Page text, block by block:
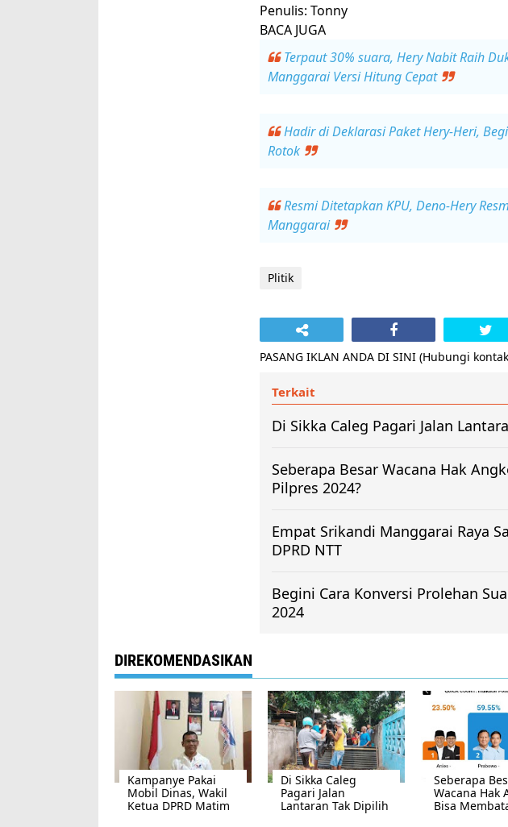
Penulis: Tonny
BACA JUGA
Terpaut 30% suara, Hery Nabit Raih
Manggarai Versi Hitung Cepat
Hadir di Deklarasi Paket Hery-Heri,
Rotok
Resmi Ditetapkan KPU, Deno-Hery
Manggarai
Plitik
PASANG IKLAN ANDA DI SINI (Hubungi
Terkait
Di Sikka Caleg Pagari Jalan
Seberapa Besar Wacana Hak
Pilpres 2024?
Empat Srikandi Manggarai Raya
DPRD NTT
Begini Cara Konversi Prolehan
2024
DIREKOMENDASIKAN
Kampanye Pakai
Mobil Dinas, Wakil
Ketua DPRD Matim
Di Sikka Caleg
Pagari Jalan
Lantaran Tak Dipilih
Seberapa
Wacana Hak
Bisa